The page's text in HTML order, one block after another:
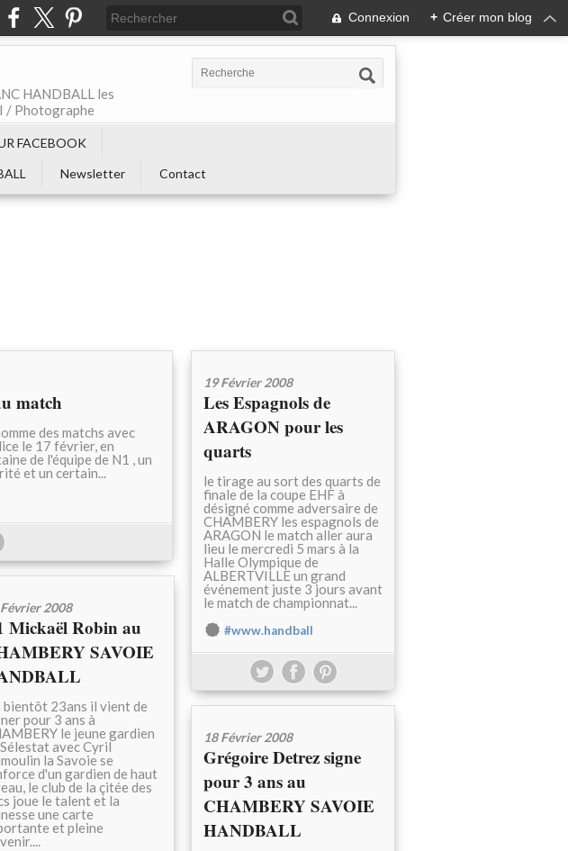
Connexion + Créer mon blog
HANDBALL les
/ Photographe
FACEBOOK
Newsletter Contact
match
des matchs avec
le 17 février, en
de l'équipe de N1 , un
et un certain...
19 Février 2008
Les Espagnols de
ARAGON pour les
quarts
le tirage au sort des quarts de
finale de la coupe EHF à
désigné comme adversaire de
CHAMBERY les espagnols de
ARAGON le match aller aura
lieu le mercredi 5 mars à la
Halle Olympique de
ALBERTVILLE un grand
événement juste 3 jours avant
le match de championnat...
#www.handball
2008
Mickaël Robin au
SAVOIE
bientôt 23ans il vient de
pour 3 ans à
le jeune gardien
avec Cyril
la Savoie se
d'un gardien de haut
le club de la çitée des
joue le talent et la
une carte
et pleine
18 Février 2008
Grégoire Detrez signe
pour 3 ans au
CHAMBERY SAVOIE
HANDBALL